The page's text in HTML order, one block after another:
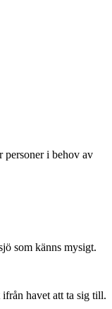
personer i behov av
som känns mysigt.
havet att ta sig till.